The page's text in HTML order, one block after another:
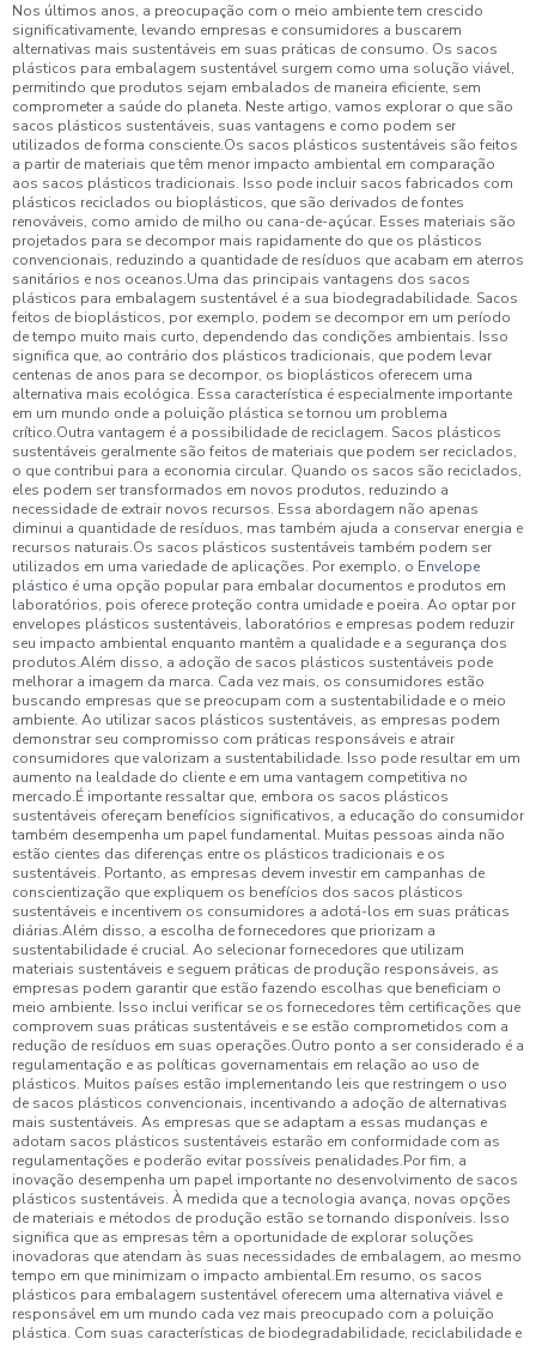
Nos últimos anos, a preocupação com o meio ambiente tem crescido
significativamente, levando empresas e consumidores a buscarem
alternativas mais sustentáveis em suas práticas de consumo. Os sacos
plásticos para embalagem sustentável surgem como uma solução viável,
permitindo que produtos sejam embalados de maneira eficiente, sem
comprometer a saúde do planeta. Neste artigo, vamos explorar o que são
sacos plásticos sustentáveis, suas vantagens e como podem ser
utilizados de forma consciente.Os sacos plásticos sustentáveis são feitos
a partir de materiais que têm menor impacto ambiental em comparação
aos sacos plásticos tradicionais. Isso pode incluir sacos fabricados com
plásticos reciclados ou bioplásticos, que são derivados de fontes
renováveis, como amido de milho ou cana-de-açúcar. Esses materiais são
projetados para se decompor mais rapidamente do que os plásticos
convencionais, reduzindo a quantidade de resíduos que acabam em aterros
sanitários e nos oceanos.Uma das principais vantagens dos sacos
plásticos para embalagem sustentável é a sua biodegradabilidade. Sacos
feitos de bioplásticos, por exemplo, podem se decompor em um período
de tempo muito mais curto, dependendo das condições ambientais. Isso
significa que, ao contrário dos plásticos tradicionais, que podem levar
centenas de anos para se decompor, os bioplásticos oferecem uma
alternativa mais ecológica. Essa característica é especialmente importante
em um mundo onde a poluição plástica se tornou um problema
crítico.Outra vantagem é a possibilidade de reciclagem. Sacos plásticos
sustentáveis geralmente são feitos de materiais que podem ser reciclados,
o que contribui para a economia circular. Quando os sacos são reciclados,
eles podem ser transformados em novos produtos, reduzindo a
necessidade de extrair novos recursos. Essa abordagem não apenas
diminui a quantidade de resíduos, mas também ajuda a conservar energia e
recursos naturais.Os sacos plásticos sustentáveis também podem ser
utilizados em uma variedade de aplicações. Por exemplo, o Envelope
plástico é uma opção popular para embalar documentos e produtos em
laboratórios, pois oferece proteção contra umidade e poeira. Ao optar por
envelopes plásticos sustentáveis, laboratórios e empresas podem reduzir
seu impacto ambiental enquanto mantêm a qualidade e a segurança dos
produtos.Além disso, a adoção de sacos plásticos sustentáveis pode
melhorar a imagem da marca. Cada vez mais, os consumidores estão
buscando empresas que se preocupam com a sustentabilidade e o meio
ambiente. Ao utilizar sacos plásticos sustentáveis, as empresas podem
demonstrar seu compromisso com práticas responsáveis e atrair
consumidores que valorizam a sustentabilidade. Isso pode resultar em um
aumento na lealdade do cliente e em uma vantagem competitiva no
mercado.É importante ressaltar que, embora os sacos plásticos
sustentáveis ofereçam benefícios significativos, a educação do consumidor
também desempenha um papel fundamental. Muitas pessoas ainda não
estão cientes das diferenças entre os plásticos tradicionais e os
sustentáveis. Portanto, as empresas devem investir em campanhas de
conscientização que expliquem os benefícios dos sacos plásticos
sustentáveis e incentivem os consumidores a adotá-los em suas práticas
diárias.Além disso, a escolha de fornecedores que priorizam a
sustentabilidade é crucial. Ao selecionar fornecedores que utilizam
materiais sustentáveis e seguem práticas de produção responsáveis, as
empresas podem garantir que estão fazendo escolhas que beneficiam o
meio ambiente. Isso inclui verificar se os fornecedores têm certificações que
comprovem suas práticas sustentáveis e se estão comprometidos com a
redução de resíduos em suas operações.Outro ponto a ser considerado é a
regulamentação e as políticas governamentais em relação ao uso de
plásticos. Muitos países estão implementando leis que restringem o uso
de sacos plásticos convencionais, incentivando a adoção de alternativas
mais sustentáveis. As empresas que se adaptam a essas mudanças e
adotam sacos plásticos sustentáveis estarão em conformidade com as
regulamentações e poderão evitar possíveis penalidades.Por fim, a
inovação desempenha um papel importante no desenvolvimento de sacos
plásticos sustentáveis. À medida que a tecnologia avança, novas opções
de materiais e métodos de produção estão se tornando disponíveis. Isso
significa que as empresas têm a oportunidade de explorar soluções
inovadoras que atendam às suas necessidades de embalagem, ao mesmo
tempo em que minimizam o impacto ambiental.Em resumo, os sacos
plásticos para embalagem sustentável oferecem uma alternativa viável e
responsável em um mundo cada vez mais preocupado com a poluição
plástica. Com suas características de biodegradabilidade, reciclabilidade e